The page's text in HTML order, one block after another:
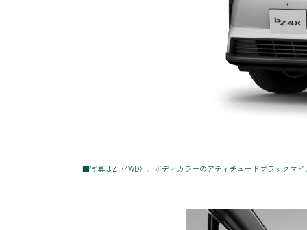
■写真はZ（4WD）。ボディカラーのアティチュードブラックマ